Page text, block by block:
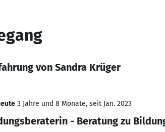
von Sandra Krüger
3 Jahre und 8 Monate, seit Jan. 2023
- Beratung zu